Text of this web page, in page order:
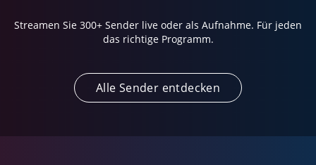
Streamen Sie 300+ Sender live oder als Aufnahme. Für jeden
das richtige Programm.
Alle Sender entdecken